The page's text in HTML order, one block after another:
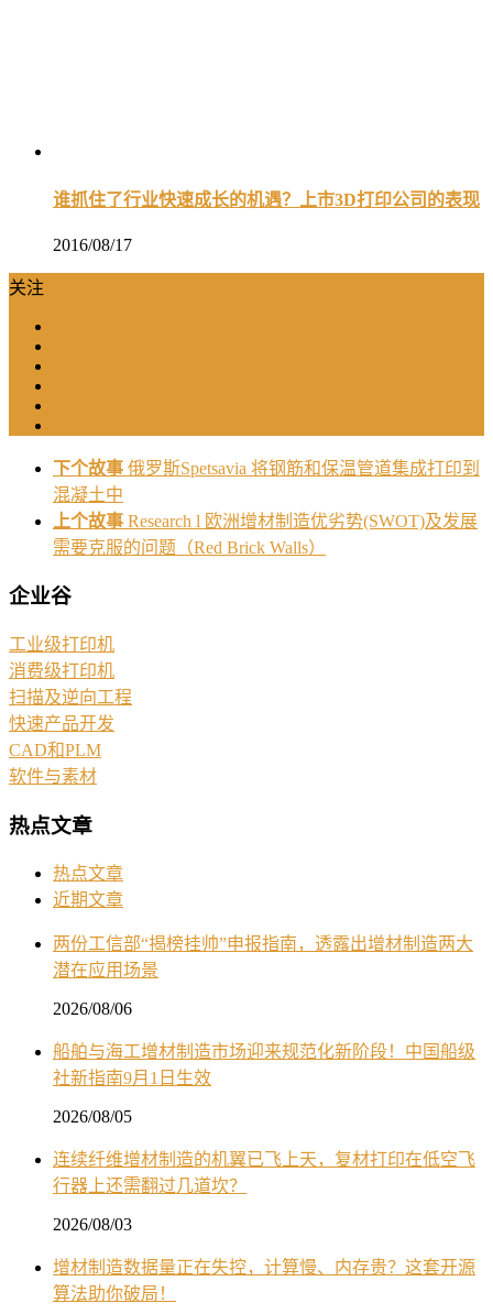
谁抓住了行业快速成长的机遇？上市3D打印公司的表现
2016/08/17
关注
下个故事 俄罗斯Spetsavia 将钢筋和保温管道集成打印到
混凝土中
上个故事 Research l 欧洲增材制造优劣势(SWOT)及发展
需要克服的问题（Red Brick Walls）
企业谷
工业级打印机
消费级打印机
扫描及逆向工程
快速产品开发
CAD和PLM
软件与素材
热点文章
热点文章
近期文章
两份工信部“揭榜挂帅”申报指南，透露出增材制造两大
潜在应用场景
2026/08/06
船舶与海工增材制造市场迎来规范化新阶段！中国船级
社新指南9月1日生效
2026/08/05
连续纤维增材制造的机翼已飞上天，复材打印在低空飞
行器上还需翻过几道坎？
2026/08/03
增材制造数据量正在失控，计算慢、内存贵？这套开源
算法助你破局！